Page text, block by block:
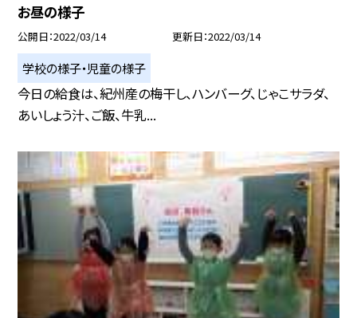
お昼の様子
公開日 2022/03/14 更新日 2022/03/14
学校の様子・児童の様子
今日の給食は、紀州産の梅干し、ハンバーグ、じゃこサラダ、
あいしょう汁、ご飯、牛乳...